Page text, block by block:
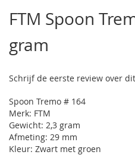
het
begin
van
de
gallerij
FTM Spoon
gram
Schrijf de eerste review over
Spoon Tremo # 164
Merk: FTM
Gewicht: 2,3 gram
Afmeting: 29 mm
Kleur: Zwart met groen